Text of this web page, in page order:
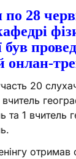
по 28
був
онлан-
20
вчитель
1 вчитель
отримав